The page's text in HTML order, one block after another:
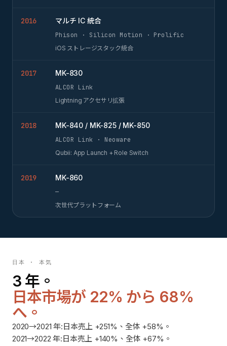
2016 マルチ IC 統合
Phison · Silicon Motion · Prolific
iOS ストレージスタック統合
2017 MK-830
ALCOR Link
Lightning アクセサリ拡張
2018 MK-840 / MK-825 / MK-850
ALCOR Link · Neoware
Qubii: App Launch + Role Switch
2019 MK-860
—
次世代プラットフォーム
日本 · 本気
3 年。
日本市場が 22% から 68%
へ。
2020→2021 年:日本売上 +251%、全体 +58%。
2021→2022 年:日本売上 +140%、全体 +67%。